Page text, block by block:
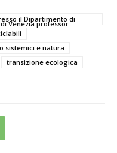
il Dipartimento di
Venezia professor
sistemici e natura
transizione ecologica